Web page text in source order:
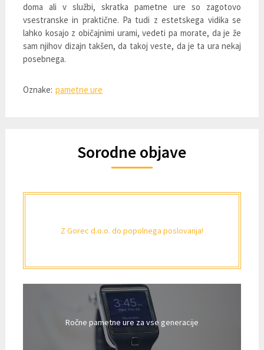
doma ali v službi, skratka pametne ure so zagotovo
vsestranske in praktične. Pa tudi z estetskega vidika se
lahko kosajo z običajnimi urami, vedeti pa morate, da je že
sam njihov dizajn takšen, da takoj veste, da je ta ura nekaj
posebnega.
Oznake: pametne ure
Sorodne objave
Z Gorec d.o.o. do popolnega poslovanja!
Ročne pametne ure za vse generacije